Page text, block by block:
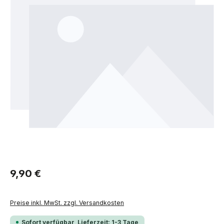
Regulärer Preis:
9,90 €
Preise inkl. MwSt. zzgl. Versandkosten
Sofort verfügbar, Lieferzeit: 1-3 Tage